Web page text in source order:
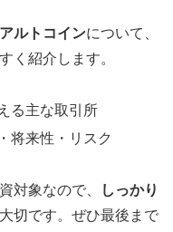
ルトコインについて、
く紹介します。
る主な取引所
将来性・リスク
対象なので、
しっかり
切です。ぜひ最後まで